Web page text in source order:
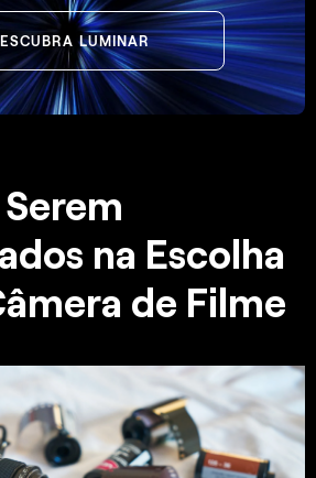
LUMINAR
na Escolha
de Filme